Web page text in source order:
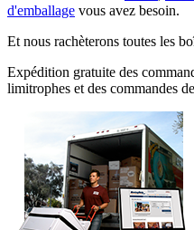
d'emballage vous avez besoin.
Et nous rachèterons toutes les
Expédition gratuite des
limitrophes et des commandes